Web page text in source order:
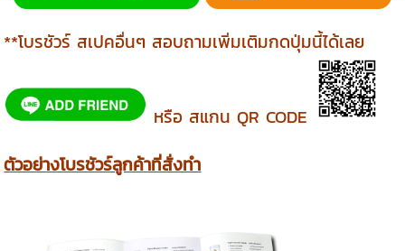
**โบรชัวร์ สเปคอื่นๆ สอบถามเพิ่มเติมกดปุ่มนี้ได้เลย
หรือ สแกน QR CODE
ตัวอย่างโบรชัวร์ลูกค้าที่สั่งทำ